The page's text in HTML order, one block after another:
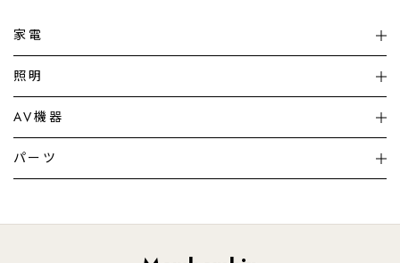
家電
加湿器・空気清浄機
暖房機 掃除機
調理家電 生活家電
照明
シーリングライト
デスクライト
AV機器
テレビ
パーツ